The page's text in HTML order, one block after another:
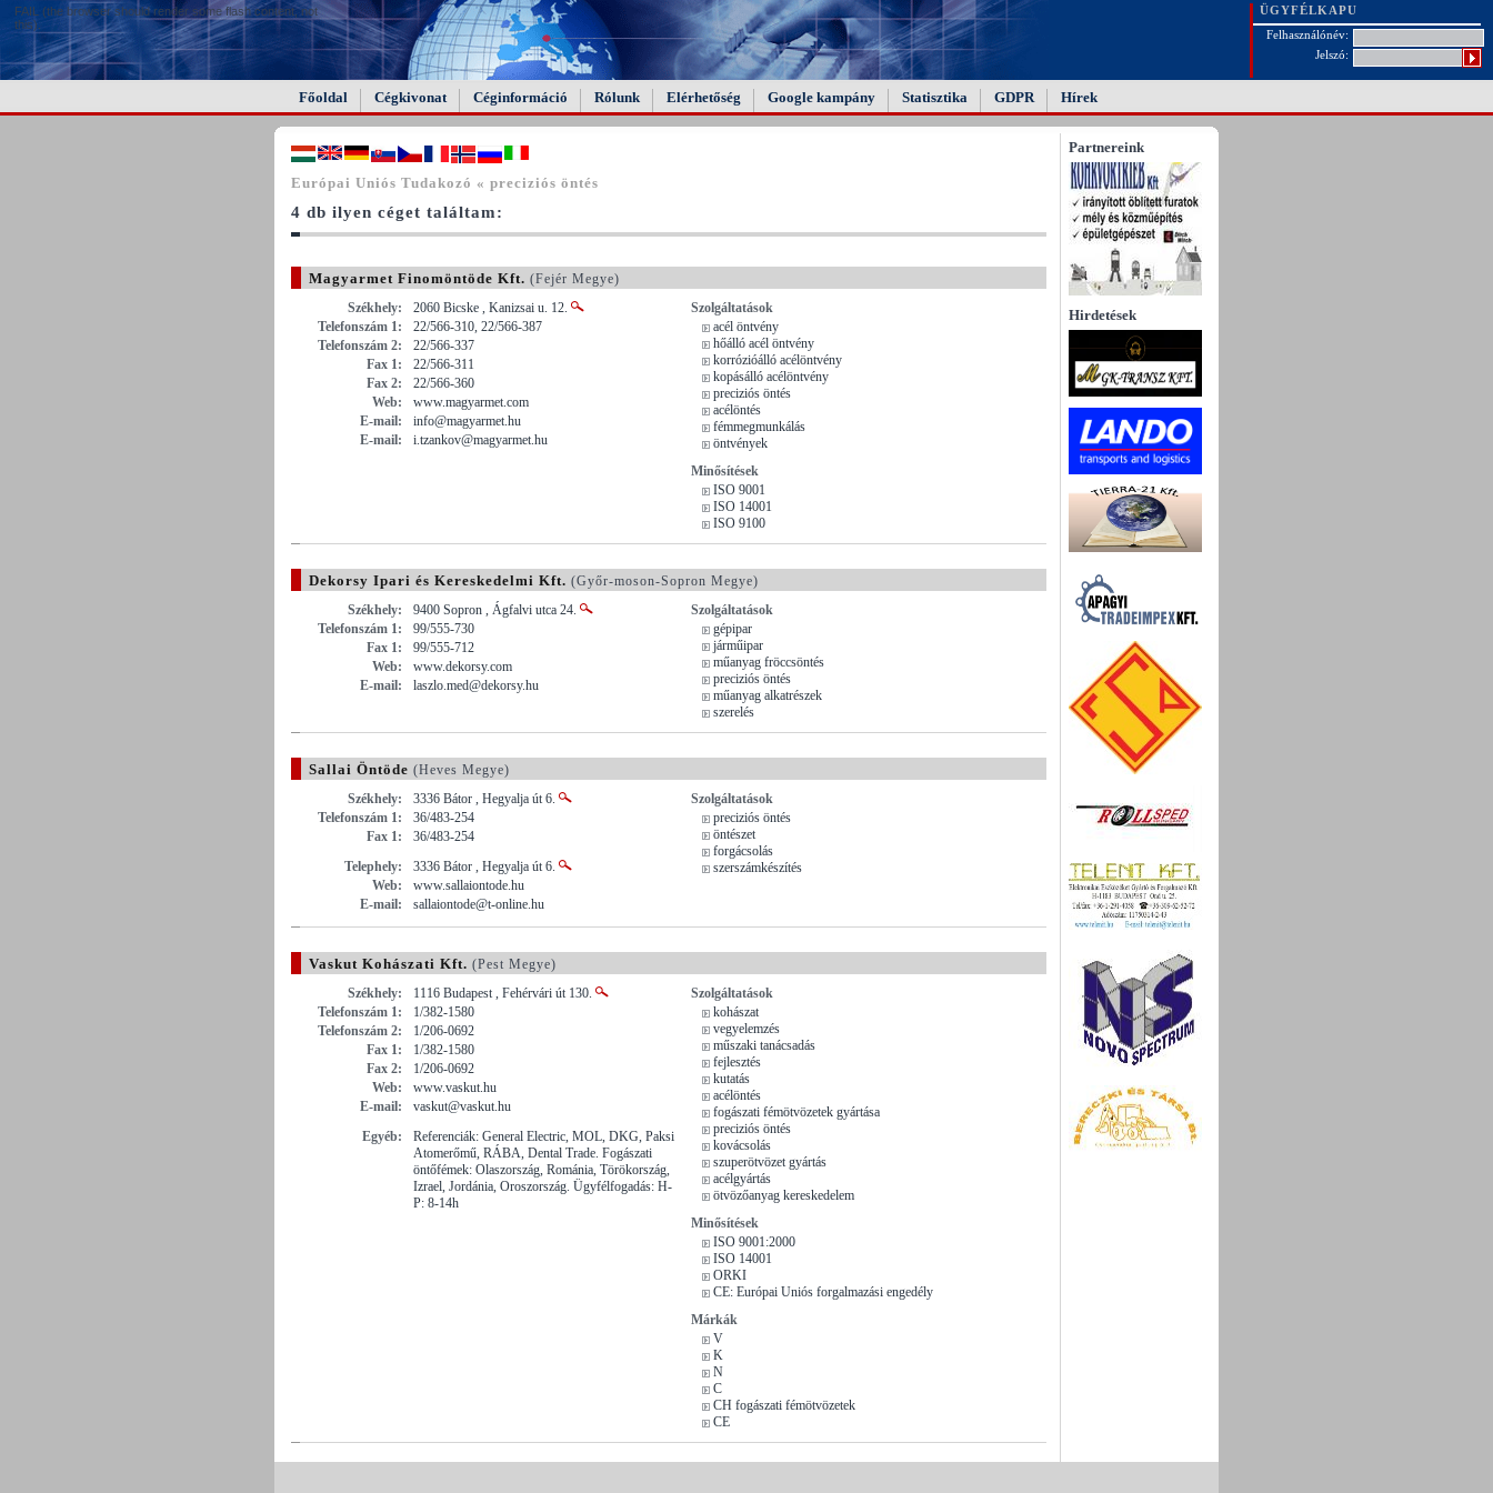
FAIL (the browser should render some flash content, not
this).
ÜGYFÉLKAPU
Felhasználónév:
Jelszó:
Főoldal Cégkivonat Céginformáció Rólunk Elérhetőség Google kampány Statisztika GDPR Hírek
Európai Uniós Tudakozó « preciziós öntés
4 db ilyen céget találtam:
Magyarmet Finomöntöde Kft. (Fejér Megye)
Székhely:
2060 Bicske , Kanizsai u. 12.
Telefonszám 1:
22/566-310, 22/566-387
Telefonszám 2:
22/566-337
Fax 1:
22/566-311
Fax 2:
22/566-360
Web:
www.magyarmet.com
E-mail:
info@magyarmet.hu
E-mail:
i.tzankov@magyarmet.hu
Szolgáltatások
acél öntvény
hőálló acél öntvény
korrózióálló acélöntvény
kopásálló acélöntvény
preciziós öntés
acélöntés
fémmegmunkálás
öntvények
Minősítések
ISO 9001
ISO 14001
ISO 9100
Dekorsy Ipari és Kereskedelmi Kft. (Győr-moson-Sopron Megye)
Székhely:
9400 Sopron , Ágfalvi utca 24.
Telefonszám 1:
99/555-730
Fax 1:
99/555-712
Web:
www.dekorsy.com
E-mail:
laszlo.med@dekorsy.hu
Szolgáltatások
gépipar
járműipar
műanyag fröccsöntés
preciziós öntés
műanyag alkatrészek
szerelés
Sallai Öntöde (Heves Megye)
Székhely:
3336 Bátor , Hegyalja út 6.
Telefonszám 1:
36/483-254
Fax 1:
36/483-254
Telephely:
3336 Bátor , Hegyalja út 6.
Web:
www.sallaiontode.hu
E-mail:
sallaiontode@t-online.hu
Szolgáltatások
preciziós öntés
öntészet
forgácsolás
szerszámkészítés
Vaskut Kohászati Kft. (Pest Megye)
Székhely:
1116 Budapest , Fehérvári út 130.
Telefonszám 1:
1/382-1580
Telefonszám 2:
1/206-0692
Fax 1:
1/382-1580
Fax 2:
1/206-0692
Web:
www.vaskut.hu
E-mail:
vaskut@vaskut.hu
Egyéb:
Referenciák: General Electric, MOL, DKG, Paksi
Atomerőmű, RÁBA, Dental Trade. Fogászati
öntőfémek: Olaszország, Románia, Törökország,
Izrael, Jordánia, Oroszország. Ügyfélfogadás: H-
P: 8-14h
Szolgáltatások
kohászat
vegyelemzés
műszaki tanácsadás
fejlesztés
kutatás
acélöntés
fogászati fémötvözetek gyártása
preciziós öntés
kovácsolás
szuperötvözet gyártás
acélgyártás
ötvözőanyag kereskedelem
Minősítések
ISO 9001:2000
ISO 14001
ORKI
CE: Európai Uniós forgalmazási engedély
Márkák
V
K
N
C
CH fogászati fémötvözetek
CE
Partnereink
Hirdetések